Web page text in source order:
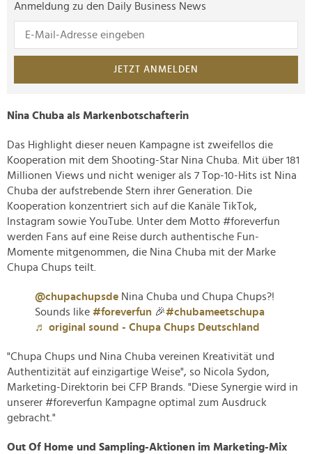
Anmeldung zu den Daily Business News
JETZT ANMELDEN
Nina Chuba als Markenbotschafterin
Das Highlight dieser neuen Kampagne ist zweifellos die
Kooperation mit dem Shooting-Star Nina Chuba. Mit über 181
Millionen Views und nicht weniger als 7 Top-10-Hits ist Nina
Chuba der aufstrebende Stern ihrer Generation. Die
Kooperation konzentriert sich auf die Kanäle TikTok,
Instagram sowie YouTube. Unter dem Motto #foreverfun
werden Fans auf eine Reise durch authentische Fun-
Momente mitgenommen, die Nina Chuba mit der Marke
Chupa Chups teilt.
@chupachupsde Nina Chuba und Chupa Chups?!
Sounds like #foreverfun 🎉#chubameetschupa
♬ original sound - Chupa Chups Deutschland
"Chupa Chups und Nina Chuba vereinen Kreativität und
Authentizität auf einzigartige Weise", so Nicola Sydon,
Marketing-Direktorin bei CFP Brands. "Diese Synergie wird in
unserer #foreverfun Kampagne optimal zum Ausdruck
gebracht."
Out Of Home und Sampling-Aktionen im Marketing-Mix